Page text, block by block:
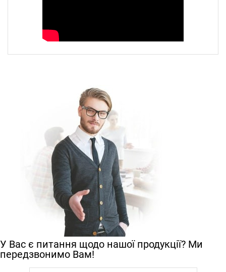
У Вас є питання щодо нашої продукції? Ми
передзвонимо Вам!